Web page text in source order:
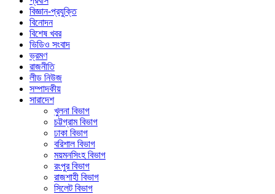
বিজ্ঞান-প্রযুক্তি
বিনোদন
বিশেষ খবর
ভিডিও সংবাদ
ভ্রমণ
রাজনীতি
লীড নিউজ
সম্পাদকীয়
সারাদেশ
খুলনা বিভাগ
চট্টগ্রাম বিভাগ
ঢাকা বিভাগ
বরিশাল বিভাগ
ময়মনসিংহ বিভাগ
রংপুর বিভাগ
রাজশাহী বিভাগ
সিলেট বিভাগ